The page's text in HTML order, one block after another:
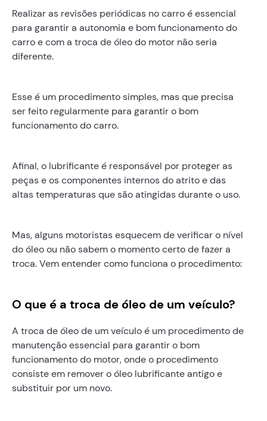
Realizar as revisões periódicas no carro é essencial
para garantir a autonomia e bom funcionamento do
carro e com a troca de óleo do motor não seria
diferente.
Esse é um procedimento simples, mas que precisa
ser feito regularmente para garantir o bom
funcionamento do carro.
Afinal, o lubrificante é responsável por proteger as
peças e os componentes internos do atrito e das
altas temperaturas que são atingidas durante o uso.
Mas, alguns motoristas esquecem de verificar o nível
do óleo ou não sabem o momento certo de fazer a
troca. Vem entender como funciona o procedimento:
O que é a troca de óleo de um veículo?
A troca de óleo de um veículo é um procedimento de
manutenção essencial para garantir o bom
funcionamento do motor, onde o procedimento
consiste em remover o óleo lubrificante antigo e
substituir por um novo.